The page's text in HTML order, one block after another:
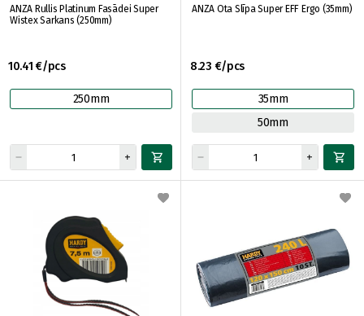
ANZA Rullis Platinum Fasādei Super
Wistex Sarkans (250mm)
10.41 €/pcs
250mm
ANZA Ota Slīpa Super EFF Ergo (35mm)
8.23 €/pcs
35mm
50mm